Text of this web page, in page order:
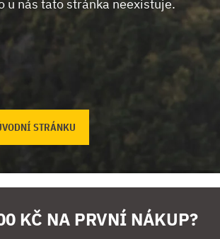
u nás tato stránka neexistuje.
STRÁNKU
KČ NA PRVNÍ NÁKUP?